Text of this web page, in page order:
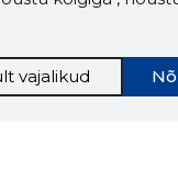
vajalikud